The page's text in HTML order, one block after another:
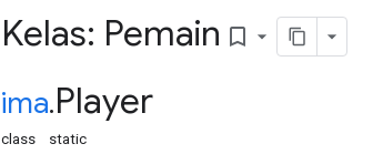
Kelas: Pemain bookmark_border
ima.Player
class static